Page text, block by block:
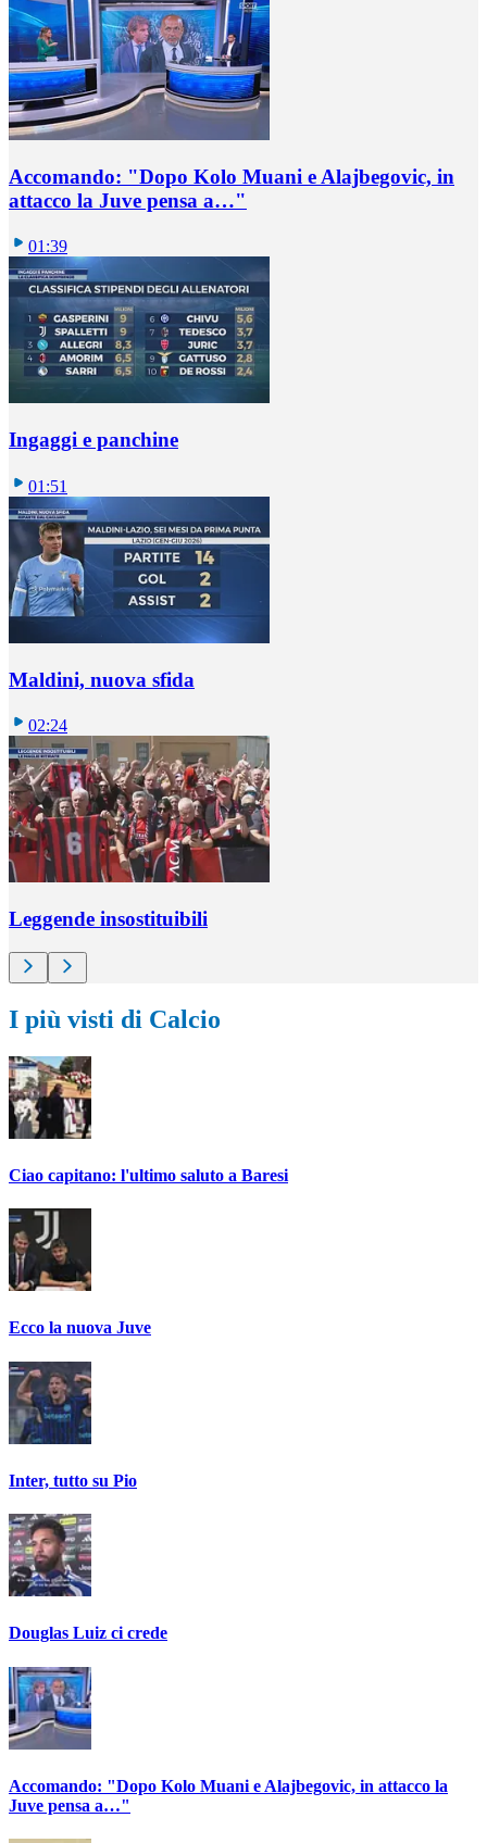
Accomando: "Dopo Kolo Muani e Alajbegovic, in
attacco la Juve pensa a…"
01:39
Ingaggi e panchine
01:51
Maldini, nuova sfida
02:24
Leggende insostituibili
I più visti di Calcio
Ciao capitano: l'ultimo saluto a Baresi
Ecco la nuova Juve
Inter, tutto su Pio
Douglas Luiz ci crede
Accomando: "Dopo Kolo Muani e Alajbegovic, in attacco la
Juve pensa a…"